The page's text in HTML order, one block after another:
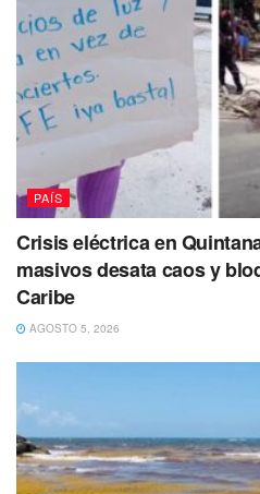
abre la puerta a que cada
específicos según sus
Actualmente,el calendario
septiembre de 2025
esperar a la publicación oficial
Federación (DOF)para
PAÍS
Crisis eléctrica en
masivos desata caos y
Caribe
AGOSTO 5, 2026